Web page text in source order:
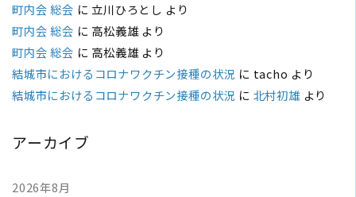
町内会 総会 に 立川ひろとし より
町内会 総会 に 高松義雄より
町内会 総会 に 高松義雄より
結城市におけるコロナワクチン接種の状況 に tacho より
結城市におけるコロナワクチン接種の状況 に 北村初雄より
アーカイブ
2026年8月